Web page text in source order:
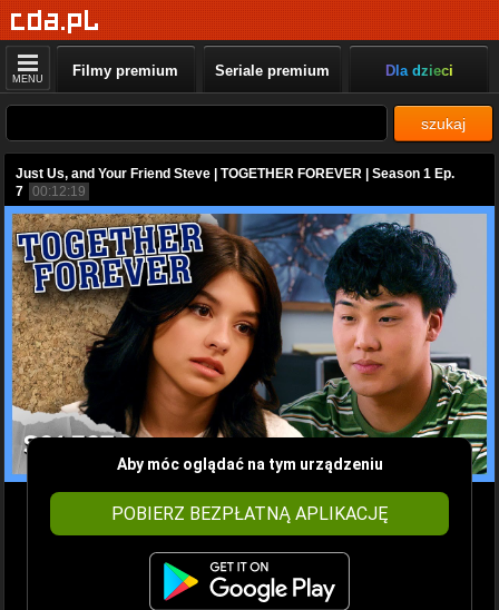
MENU Filmy premium Seriale premium Dla dzieci
szukaj
Just Us, and Your Friend Steve | TOGETHER FOREVER | Season 1 Ep.
7 00:12:19
Aby móc oglądać na tym urządzeniu
POBIERZ BEZPŁATNĄ APLIKACJĘ